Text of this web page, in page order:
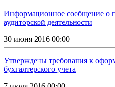
Информационное сообщение о
аудиторской деятельности
30 июня 2016 00:00
Утверждены требования к
бухгалтерского учета